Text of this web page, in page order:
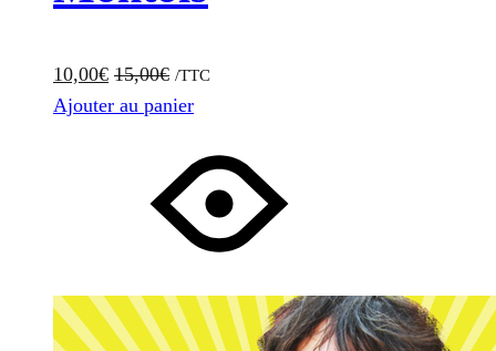
10,00€ 15,00€ /TTC
Ajouter au panier